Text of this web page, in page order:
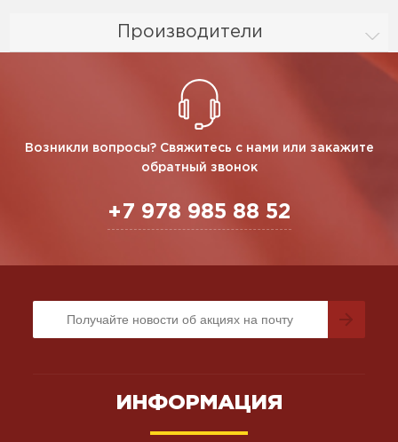
Производители
Возникли вопросы? Свяжитесь с нами или закажите
обратный звонок
+7 978 985 88 52
ИНФОРМАЦИЯ